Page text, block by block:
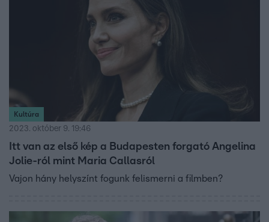
Kultúra
2023. október 9. 19:46
Itt van az első kép a Budapesten forgató Angelina
Jolie-ról mint Maria Callasról
Vajon hány helyszínt fogunk felismerni a filmben?